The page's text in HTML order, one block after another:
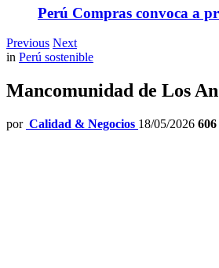
Perú Compras convoca a
Previous Next
in Perú sostenible
Mancomunidad de Los
por Calidad & Negocios 18/05/2026 606